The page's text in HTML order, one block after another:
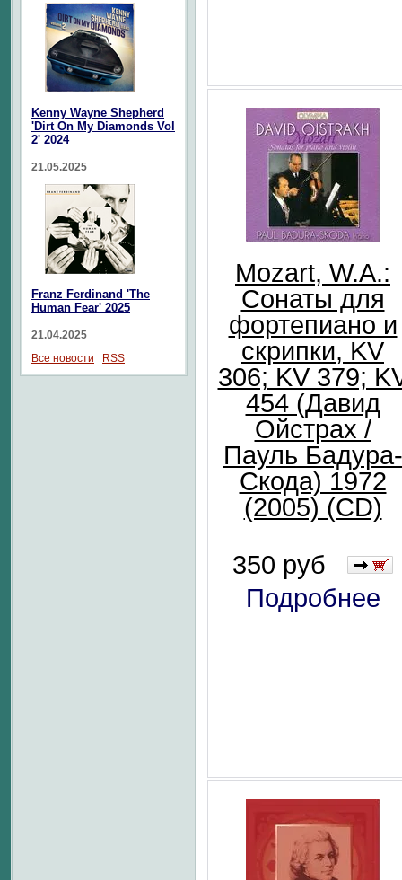
Mozart, W.A.:
Сонаты для
фортепиано и
скрипки, KV
306; KV 379;
454 (Давид
Ойстрах /
Пауль Бадура-
Скода) 1972
(2005) (CD)
350 руб
Подробнее
Kenny Wayne Shepherd
'Dirt On My Diamonds Vol
2' 2024
21.05.2025
Franz Ferdinand 'The
Human Fear' 2025
21.04.2025
Все новости
RSS